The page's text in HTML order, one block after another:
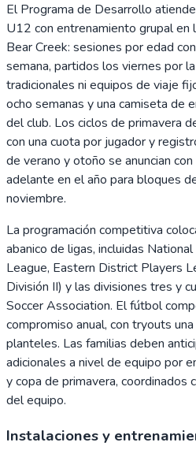
El Programa de Desarrollo
U12 con entrenamiento grupal en
Bear Creek: sesiones por edad
semana, partidos los viernes por
tradicionales ni equipos de viaje
ocho semanas y una camiseta de
del club. Los ciclos de primavera
con una cuota por jugador y
de verano y otoño se anuncian
adelante en el año para bloques
noviembre.
La programación competitiva
abanico de ligas, incluidas
League, Eastern District Players
División II) y las divisiones tres y
Soccer Association. El fútbol
compromiso anual, con tryouts
planteles. Las familias deben
adicionales a nivel de equipo por
y copa de primavera, coordinados
del equipo.
Instalaciones y